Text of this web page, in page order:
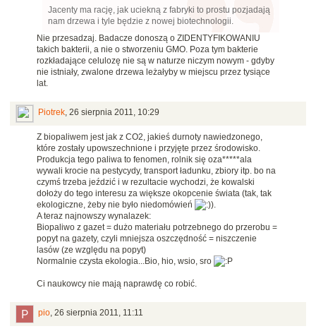
Jacenty ma rację, jak uciekną z fabryki to prostu pozjadają
nam drzewa i tyle będzie z nowej biotechnologii.
Nie przesadzaj. Badacze donoszą o ZIDENTYFIKOWANIU
takich bakterii, a nie o stworzeniu GMO. Poza tym bakterie
rozkładające celulozę nie są w naturze niczym nowym - gdyby
nie istniały, zwalone drzewa leżałyby w miejscu przez tysiące
lat.
Piotrek, 26 sierpnia 2011, 10:29
Z biopaliwem jest jak z CO2, jakieś durnoty nawiedzonego,
które zostały upowszechnione i przyjęte przez środowisko.
Produkcja tego paliwa to fenomen, rolnik się oza*****ala
wywali krocie na pestycydy, transport ładunku, zbiory itp. bo na
czymś trzeba jeździć i w rezultacie wychodzi, że kowalski
dołoży do tego interesu za większe okopcenie świata (tak, tak
ekologiczne, żeby nie było niedomówień
).
A teraz najnowszy wynalazek:
Biopaliwo z gazet = dużo materiału potrzebnego do przerobu =
popyt na gazety, czyli mniejsza oszczędność = niszczenie
lasów (ze względu na popyt)
Normalnie czysta ekologia...Bio, hio, wsio, sro
Ci naukowcy nie mają naprawdę co robić.
pio, 26 sierpnia 2011, 11:11